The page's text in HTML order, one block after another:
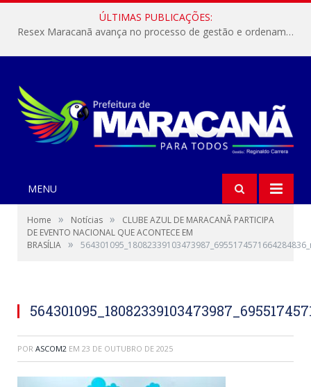
ÚLTIMAS PUBLICAÇÕES:
Resex Maracanã avança no processo de gestão e ordenamento do turismo em nossas áreas protegidas.
MENU
Home » Notícias »
CLUBE AZUL DE MARACANÃ PARTICIPA
DE EVENTO NACIONAL QUE ACONTECE EM
BRASÍLIA »
POR ASCOM2 EM 23 DE OUTUBRO DE 2025